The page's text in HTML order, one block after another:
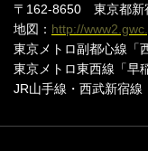
〒162-8650 東京都新
地図： http://
東京メトロ副都心線「
東京メトロ東西線「早
JR山手線・西武新宿